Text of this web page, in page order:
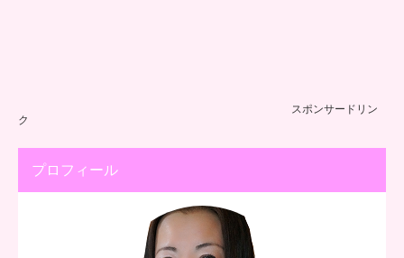
スポンサードリン
ク
プロフィール